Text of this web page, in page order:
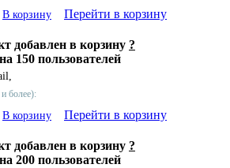
В корзину Перейти в корзину
добавлен в корзину ?
150 пользователей
более):
В корзину Перейти в корзину
добавлен в корзину ?
200 пользователей